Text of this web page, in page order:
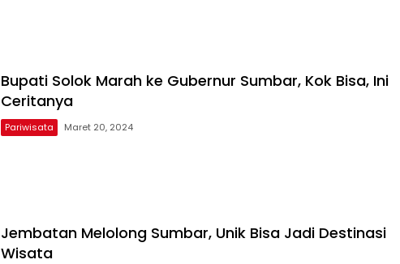
Bupati Solok Marah ke Gubernur Sumbar, Kok Bisa, Ini
Ceritanya
Pariwisata Maret 20, 2024
Jembatan Melolong Sumbar, Unik Bisa Jadi Destinasi
Wisata